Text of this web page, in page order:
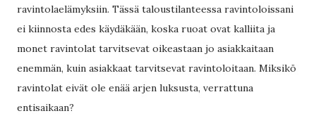
ravintolaelämyksiin. Tässä taloustilanteessa ravintoloissani
ei kiinnosta edes käydäkään, koska ruoat ovat kalliita ja
monet ravintolat tarvitsevat oikeastaan jo asiakkaitaan
enemmän, kuin asiakkaat tarvitsevat ravintoloitaan. Miksikö
ravintolat eivät ole enää arjen luksusta, verrattuna
entisaikaan?